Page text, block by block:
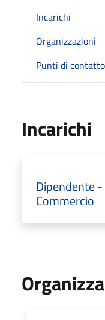
Incarichi
Organizzazioni
Punti di contatto
Incarichi
Dipendente
Commercio